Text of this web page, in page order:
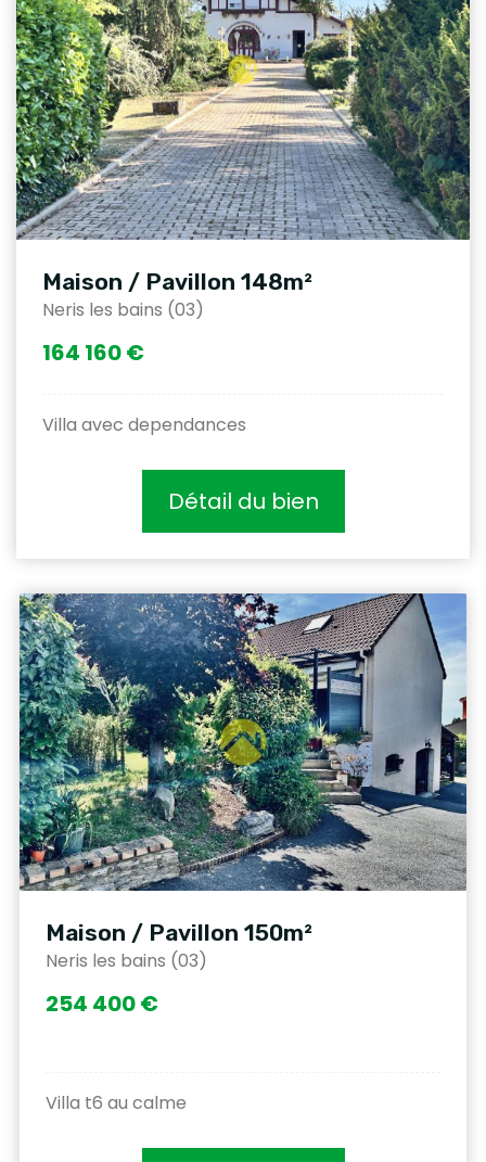
Maison / Pavillon 148m²
Neris les bains (03)
164 160 €
Villa avec dependances
Détail du bien
Maison / Pavillon 150m²
Neris les bains (03)
254 400 €
Villa t6 au calme